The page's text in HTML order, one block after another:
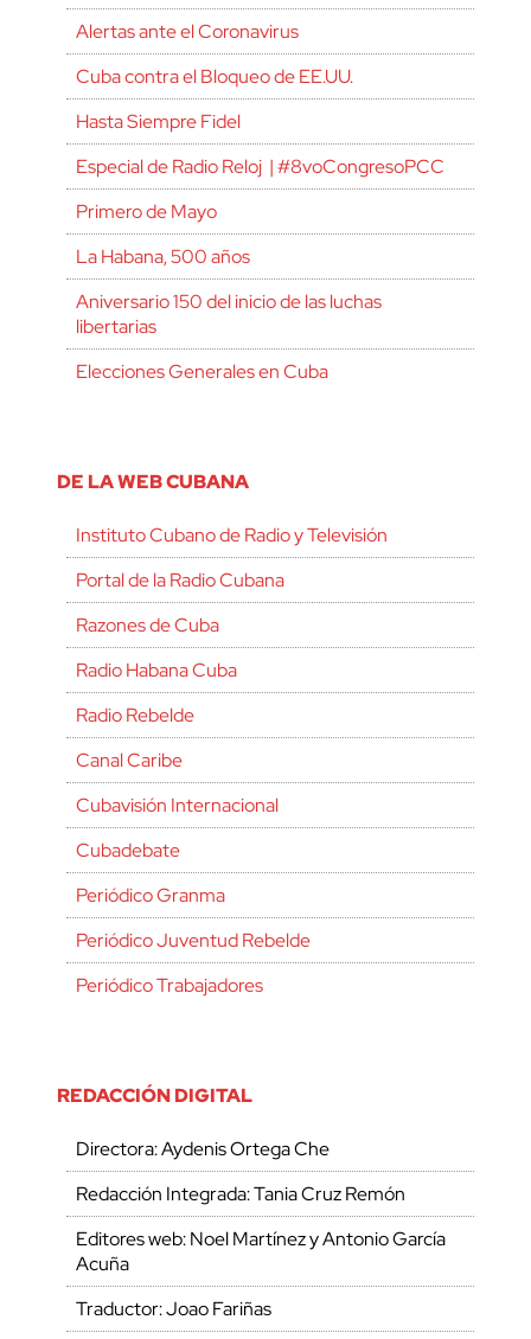
Alertas ante el Coronavirus
Cuba contra el Bloqueo de EE.UU.
Hasta Siempre Fidel
Especial de Radio Reloj | #8voCongresoPCC
Primero de Mayo
La Habana, 500 años
Aniversario 150 del inicio de las luchas
libertarias
Elecciones Generales en Cuba
DE LA WEB CUBANA
Instituto Cubano de Radio y Televisión
Portal de la Radio Cubana
Razones de Cuba
Radio Habana Cuba
Radio Rebelde
Canal Caribe
Cubavisión Internacional
Cubadebate
Periódico Granma
Periódico Juventud Rebelde
Periódico Trabajadores
REDACCIÓN DIGITAL
Directora: Aydenis Ortega Che
Redacción Integrada: Tania Cruz Remón
Editores web: Noel Martínez y Antonio García
Acuña
Traductor: Joao Fariñas